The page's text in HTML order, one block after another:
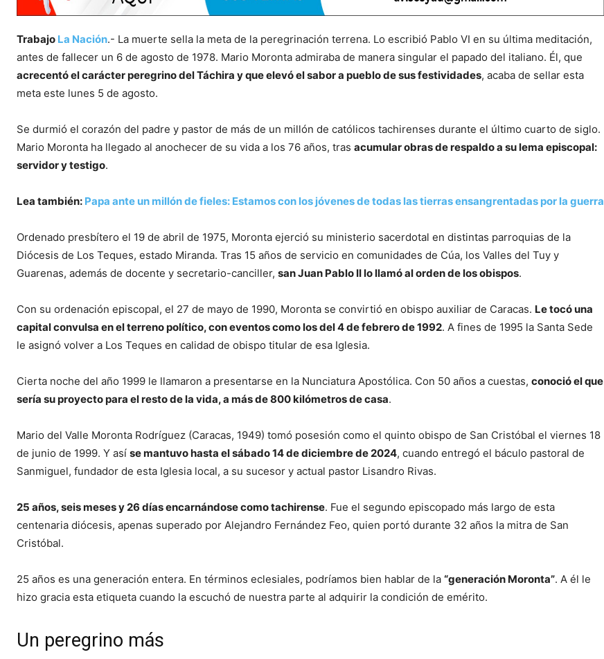
Trabajo La Nación.- La muerte sella la meta de la peregrinación terrena. Lo escribió Pablo VI en su última meditación,
antes de fallecer un 6 de agosto de 1978. Mario Moronta admiraba de manera singular el papado del italiano. Él, que
acrecentó el carácter peregrino del Táchira y que elevó el sabor a pueblo de sus festividades, acaba de sellar esta
meta este lunes 5 de agosto.
Se durmió el corazón del padre y pastor de más de un millón de católicos tachirenses durante el último cuarto de siglo.
Mario Moronta ha llegado al anochecer de su vida a los 76 años, tras acumular obras de respaldo a su lema episcopal:
servidor y testigo.
Lea también: Papa ante un millón de fieles: Estamos con los jóvenes de todas las tierras ensangrentadas por la guerra
Ordenado presbítero el 19 de abril de 1975, Moronta ejerció su ministerio sacerdotal en distintas parroquias de la
Diócesis de Los Teques, estado Miranda. Tras 15 años de servicio en comunidades de Cúa, los Valles del Tuy y
Guarenas, además de docente y secretario-canciller, san Juan Pablo II lo llamó al orden de los obispos.
Con su ordenación episcopal, el 27 de mayo de 1990, Moronta se convirtió en obispo auxiliar de Caracas. Le tocó una
capital convulsa en el terreno político, con eventos como los del 4 de febrero de 1992. A fines de 1995 la Santa Sede
le asignó volver a Los Teques en calidad de obispo titular de esa Iglesia.
Cierta noche del año 1999 le llamaron a presentarse en la Nunciatura Apostólica. Con 50 años a cuestas, conoció el que
sería su proyecto para el resto de la vida, a más de 800 kilómetros de casa.
Mario del Valle Moronta Rodríguez (Caracas, 1949) tomó posesión como el quinto obispo de San Cristóbal el viernes 18
de junio de 1999. Y así se mantuvo hasta el sábado 14 de diciembre de 2024, cuando entregó el báculo pastoral de
Sanmiguel, fundador de esta Iglesia local, a su sucesor y actual pastor Lisandro Rivas.
25 años, seis meses y 26 días encarnándose como tachirense. Fue el segundo episcopado más largo de esta
centenaria diócesis, apenas superado por Alejandro Fernández Feo, quien portó durante 32 años la mitra de San
Cristóbal.
25 años es una generación entera. En términos eclesiales, podríamos bien hablar de la “generación Moronta”. A él le
hizo gracia esta etiqueta cuando la escuchó de nuestra parte al adquirir la condición de emérito.
Un peregrino más